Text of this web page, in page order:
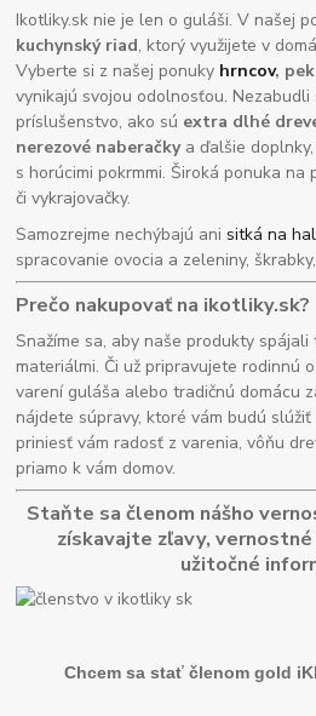
Ikotliky.sk nie je len o guláši. V našej
kuchynský riad, ktorý využijete v
Vyberte si z našej ponuky hrncov,
vynikajú svojou odolnosťou.
príslušenstvo, ako sú extra dlhé
nerezové naberačkya ďalšie
s horúcimi pokrmmi. Široká ponuka na
či vykrajovačky.
Samozrejme nechýbajú anisitká na
spracovanie ovocia a zeleniny,
Prečo nakupovať na ikotliky.sk?
Snažíme sa, aby naše produkty
materiálmi. Či už pripravujete rodinnú
varení guláša alebo tradičnú domácu
nájdete súpravy, ktoré vám budú
priniesť vám radosť z varenia, vôňu
priamo k vám domov.
Staňte sa členom nášho
získavajte zľavy,
užitočné
Chcem sa stať členom gold